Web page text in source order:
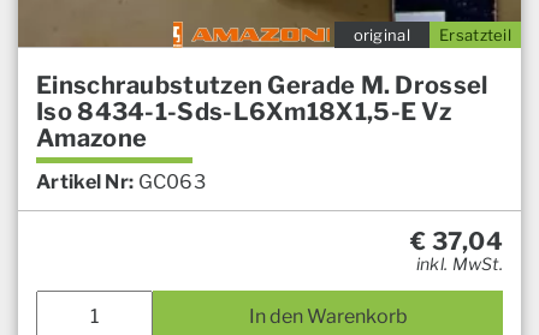
Ersatzteil
original
Einschraubstutzen Gerade M. Drossel
Iso 8434-1-Sds-L6Xm18X1,5-E Vz
Amazone
Artikel Nr: GC063
€ 37,04
inkl. MwSt.
In den Warenkorb